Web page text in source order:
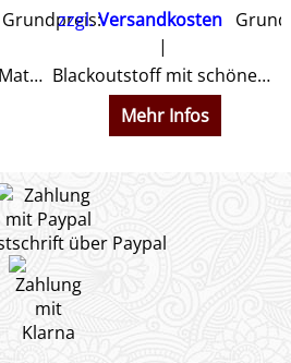
Grundpreis:
Ab 12 m viele Farben. Matter etwas dehnbarer Stoff. Sehr dicke, schwere Qualität, fast ganz lichtundurchlässig ca. 150 cm breit. Nicht schwer entflammbar ! ! !
zzgl.Versandkosten
Blackoutstoff mit schöner Leinenoptik. Lässt kein Licht durch und verdunkelt dadurch sehr stark. Preiswerte Alternative ohne DIN4102B1 Norm
Mehr Infos